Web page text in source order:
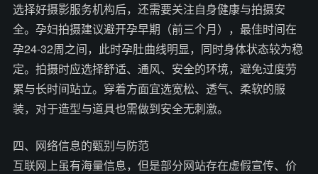
选择好摄影服务机构后，还需要关注自身健康与拍摄安
全。孕妇拍摄建议避开孕早期（前三个月），最佳时间在
孕24-32周之间，此时孕肚曲线明显，同时身体状态较为稳
定。拍摄时应选择舒适、通风、安全的环境，避免过度劳
累与长时间站立。穿着方面宜选宽松、透气、柔软的服
装，对于造型与道具也需做到安全无刺激。
四、网络信息的甄别与防范
互联网上虽有海量信息，但是部分网站存在虚假宣传、价